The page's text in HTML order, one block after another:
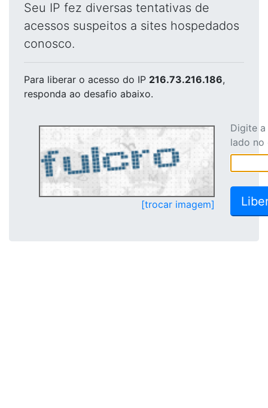
Seu IP fez diversas tentativas de
acessos suspeitos a sites hospedados
conosco.
Para liberar o acesso do IP 216.73.216.186,
responda ao desafio abaixo.
[trocar imagem]
Digite
lado no